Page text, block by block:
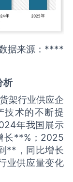
据来源：****
析
架行业供应企
技术的不断提
年我国展示
长**%；2025
**，同比增长
业供应量变化